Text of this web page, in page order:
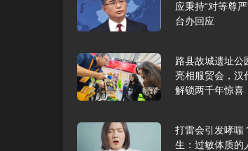
应秉持“对等尊
台办回应
路县故城遗址公
亮相服贸会，汉
解锁两千年惊喜
打雷会引发哮喘
生：过敏体质的